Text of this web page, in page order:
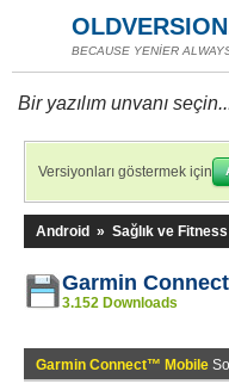
BECAUSE YENİER
Bir yazılım unvanı
Versiyonları göstermek için
Android » Sağlık ve Fitness
Garmin
3.152 Downloads
Garmin Connect™ Mobile